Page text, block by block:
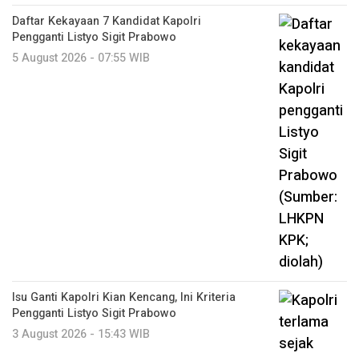
Daftar Kekayaan 7 Kandidat Kapolri
Pengganti Listyo Sigit Prabowo
5 August 2026 - 07:55 WIB
Isu Ganti Kapolri Kian Kencang, Ini Kriteria
Pengganti Listyo Sigit Prabowo
3 August 2026 - 15:43 WIB